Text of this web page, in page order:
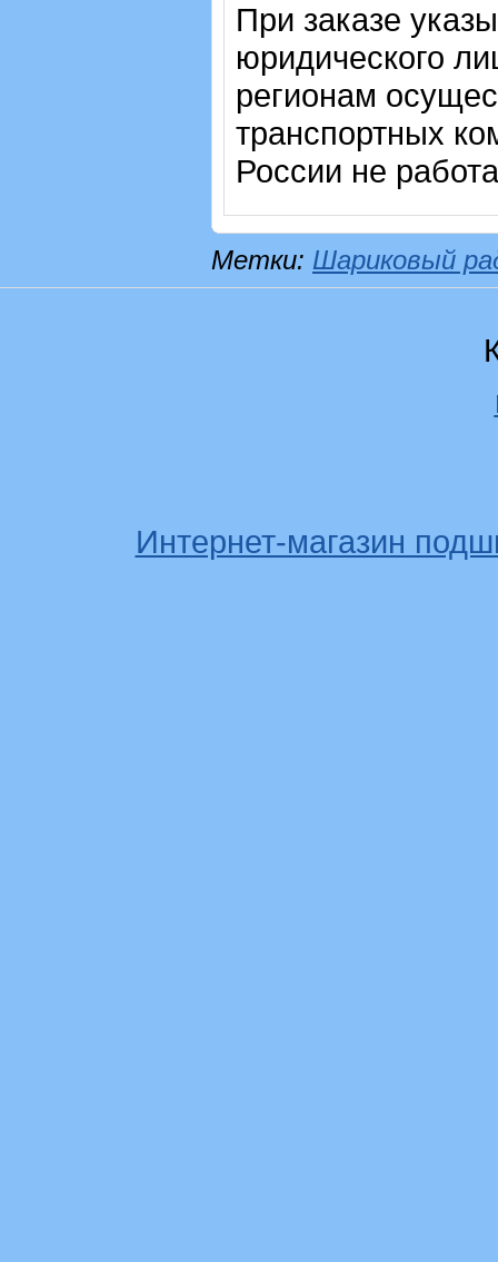
При заказе
юридического
регионам
транспортных
России не
Метки: Шариковый
Интернет-магазин